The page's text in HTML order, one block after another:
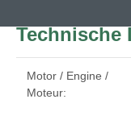
Technische
Motor / Engine /
Moteur: